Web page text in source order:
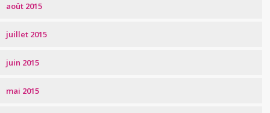
août 2015
juillet 2015
juin 2015
mai 2015